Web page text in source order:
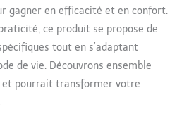
gagner en efficacité et en confort.
ce produit se propose de
tout en s’adaptant
de vie. Découvrons ensemble
pourrait transformer votre